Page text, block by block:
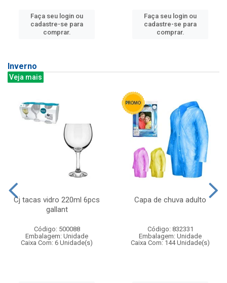
Faça seu login ou
cadastre-se para
comprar.
Faça seu login ou
cadastre-se para
comprar.
Inverno
Veja mais
Cj tacas vidro 220ml 6pcs
gallant
Código: 500088
Embalagem: Unidade
Caixa Com: 6 Unidade(s)
Capa de chuva adulto
Código: 832331
Embalagem: Unidade
Caixa Com: 144 Unidade(s)